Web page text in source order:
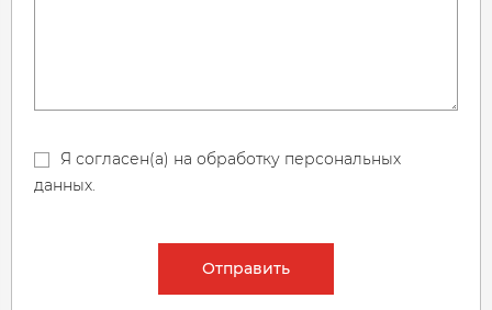
Я согласен(а) на обработку персональных
данных.
Отправить